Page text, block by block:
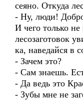
сеяно. Откуда
- Ну, люди!
И чего только
лесозаготовок
ка, наведайся в
- Зачем это?
- Сам знаешь.
- Да ведь это
- Зубы мне не